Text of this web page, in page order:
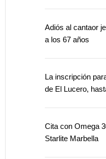
Adiós al cantaor
a los 67 años
La inscripción
de El Lucero,
Cita con Omega
Starlite Marbella